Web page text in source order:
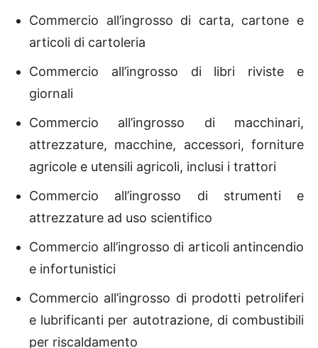
Commercio all’ingrosso di carta, cartone e
articoli di cartoleria
Commercio all’ingrosso di libri riviste e
giornali
Commercio all’ingrosso di macchinari,
attrezzature, macchine, accessori, forniture
agricole e utensili agricoli, inclusi i trattori
Commercio all’ingrosso di strumenti e
attrezzature ad uso scientifico
Commercio all’ingrosso di articoli antincendio
e infortunistici
Commercio all’ingrosso di prodotti petroliferi
e lubrificanti per autotrazione, di combustibili
per riscaldamento